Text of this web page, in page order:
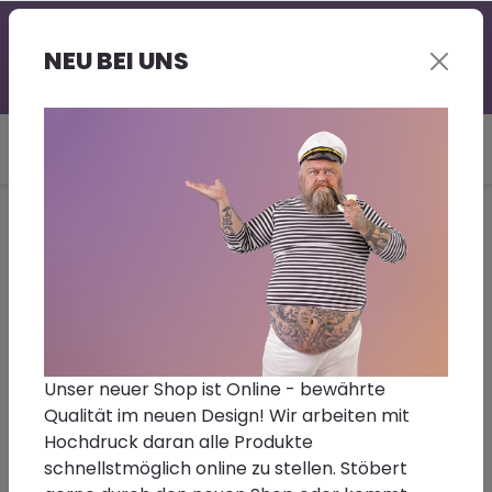
Ort | Großer Lagerbestand | Kurze Lieferzeit |
Maschinen Flex-Tools
Flex Exzenterschleifer ORE 5-
150 EC,150 mm,Hub 5mm
Flex Exzenterschleifer,150 mm,Hub 5mm
NEU BEI UNS
Unser neuer Shop ist Online - bewährte
Qualität im neuen Design! Wir arbeiten mit
Hochdruck daran alle Produkte
schnellstmöglich online zu stellen. Stöbert